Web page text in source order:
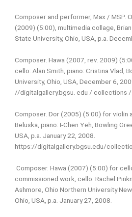
Composer and performer, Max / MSP.
(2009) (5:00), multimedia collage, Brian
State University, Ohio, USA, p.a.
Composer. Hawa (2007, rev. 2009)
cello: Alan Smith, piano: Cristina Vlad,
University, Ohio, USA, December 6,
//digitalgallery.bgsu. edu / collections
Composer. Dor (2005) (5:00) for violin
Beluska, piano: I-Chen Yeh, Bowling
USA, p.a. January 22, 2008.
https://digitalgallery.bgsu.edu/
Composer. Hawa (2007) (5:00) for
commissioned work, cello: Rachel
Ashmore, Ohio Northern University
Ohio, USA, p.a. January 27, 2008.